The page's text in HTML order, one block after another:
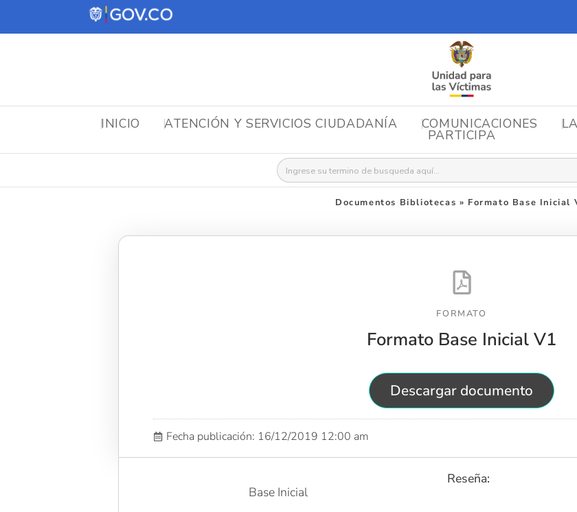
INICIO ATENCIÓN Y SERVICIOS CIUDADANÍA COMUNICACIONES
PARTICIPA
Buscar:
Documentos Bibliotecas » Formato Base Inicial
FORMATO
Formato Base Inicial V1
Descargar documento
Fecha publicación: 16/12/2019 12:00 am
Reseña:
Base Inicial